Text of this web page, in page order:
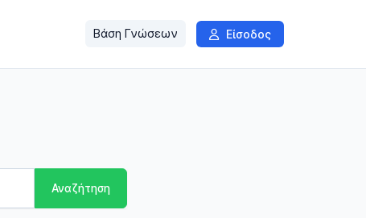
Βάση Γνώσεων Είσοδος
Αναζήτηση